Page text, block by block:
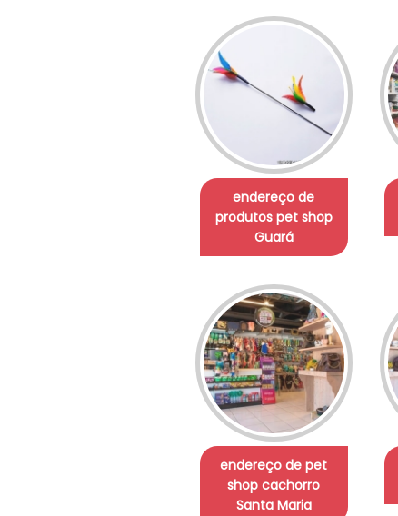
endereço de
produtos pet shop
Guará
endereço de pet
shop cachorro
Santa Maria